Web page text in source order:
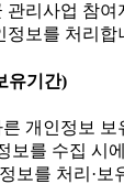
관리사업 참여
정보를 처리합
유기간)
개인정보 보
보를 수집 시
보를 처리·보